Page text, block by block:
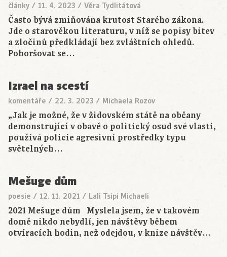
články / 11. 4. 2023 / Věra Tydlitátová
Často bývá zmiňována krutost Starého zákona.
Jde o starověkou literaturu, v níž se popisy bitev
a zločinů předkládají bez zvláštních ohledů.
Pohoršovat se…
Izrael na scestí
komentáře / 22. 3. 2023 / Michaela Rozov
„Jak je možné, že v židovském státě na občany
demonstrující v obavě o politický osud své vlasti,
používá policie agresivní prostředky typu
světelných…
Mešuge dům
poesie / 12. 11. 2021 / Lali Tsipi Michaeli
2021 Mešuge dům Myslela jsem, že v takovém
domě nikdo nebydlí, jen návštěvy během
otvíracích hodin, než odejdou, v knize návštěv…